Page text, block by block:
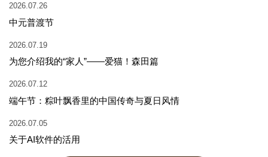
2026.07.26
中元普渡节
2026.07.19
为您介绍我的“家人”——爱猫！森田篇
2026.07.12
端午节：粽叶飘香里的中国传奇与夏日风情
2026.07.05
关于AI软件的活用